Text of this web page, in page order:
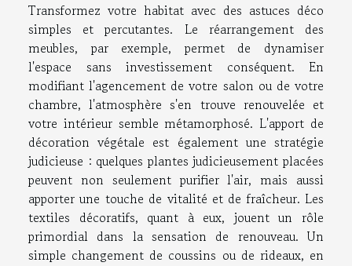
Transformez votre habitat avec des astuces déco
simples et percutantes. Le réarrangement des
meubles, par exemple, permet de dynamiser
l'espace sans investissement conséquent. En
modifiant l'agencement de votre salon ou de votre
chambre, l'atmosphère s'en trouve renouvelée et
votre intérieur semble métamorphosé. L'apport de
décoration végétale est également une stratégie
judicieuse : quelques plantes judicieusement placées
peuvent non seulement purifier l'air, mais aussi
apporter une touche de vitalité et de fraîcheur. Les
textiles décoratifs, quant à eux, jouent un rôle
primordial dans la sensation de renouveau. Un
simple changement de coussins ou de rideaux, en